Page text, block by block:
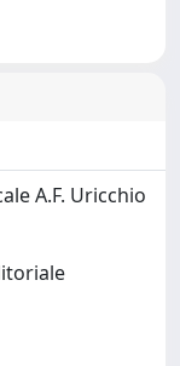
A.F. Uricchio